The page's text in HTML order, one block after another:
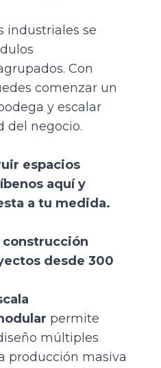
industriales se
Con
comenzar un
y escalar
del negocio.
espacios
aquíy
a tu medida.
construcción
desde 300
permite
múltiples
producción masiva